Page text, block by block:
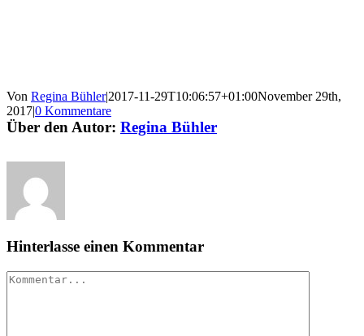
Von Regina Bühler|2017-11-29T10:06:57+01:00November 29th,
2017|0 Kommentare
Über den Autor: Regina Bühler
Hinterlasse einen Kommentar
Kommentar